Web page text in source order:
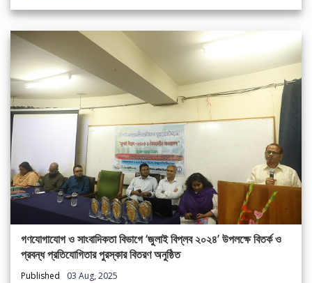
গণযোগাযোগ ও সাংবাদিকতা বিভাগে ‘জুলাই বিপ্লব ২০২৪’ উপলক্ষে বিতর্ক ও
প্রবন্ধ প্রতিযোগিতার পুরস্কার বিতরণ অনুষ্ঠিত
Published 03 Aug, 2025